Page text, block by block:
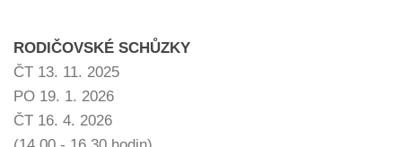
RODIČOVSKÉ SCHŮZKY
ČT 13. 11. 2025
PO 19. 1. 2026
ČT 16. 4. 2026